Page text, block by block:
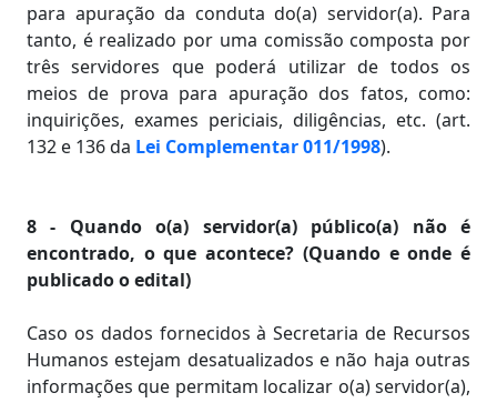
para apuração da conduta do(a) servidor(a). Para
tanto, é realizado por uma comissão composta por
três servidores que poderá utilizar de todos os
meios de prova para apuração dos fatos, como:
inquirições, exames periciais, diligências, etc. (art.
132 e 136 da Lei Complementar 011/1998).
8 - Quando o(a) servidor(a) público(a) não é
encontrado, o que acontece? (Quando e onde é
publicado o edital)
Caso os dados fornecidos à Secretaria de Recursos
Humanos estejam desatualizados e não haja outras
informações que permitam localizar o(a) servidor(a),